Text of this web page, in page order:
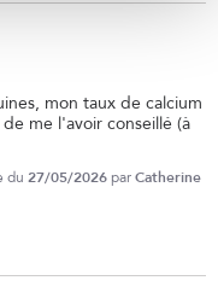
mon taux de calcium
me l'avoir conseillé (à
du 27/05/2026 parCatherine